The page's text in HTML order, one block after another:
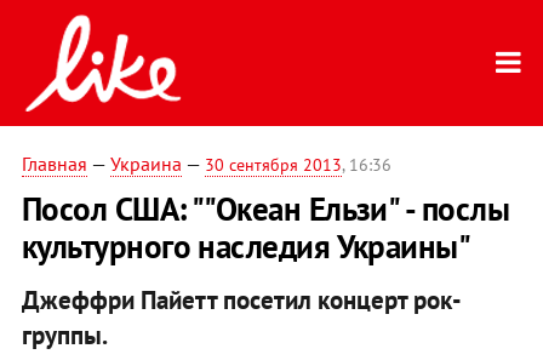
Главная — Украина — 30 сентября 2013, 16:36
Посол США: ""Океан Ельзи" - послы
культурного наследия Украины"
Джеффри Пайетт посетил концерт рок-
группы.